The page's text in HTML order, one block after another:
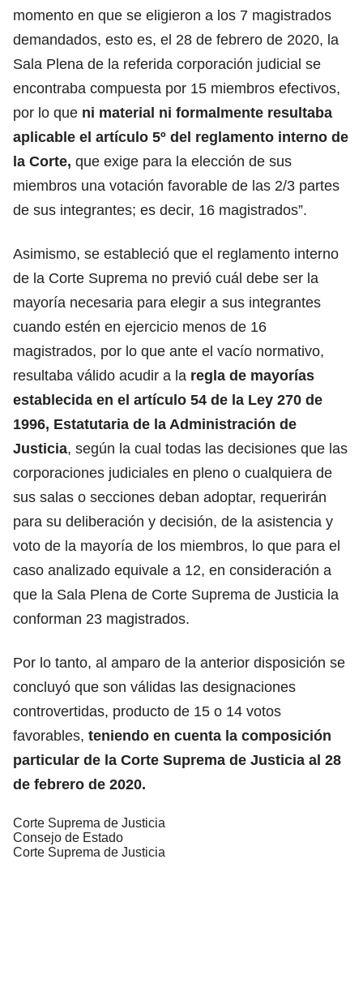
momento en que se eligieron a los 7 magistrados
demandados, esto es, el 28 de febrero de 2020, la
Sala Plena de la referida corporación judicial se
encontraba compuesta por 15 miembros efectivos,
por lo que ni material ni formalmente resultaba
aplicable el artículo 5º del reglamento interno de
la Corte, que exige para la elección de sus
miembros una votación favorable de las 2/3 partes
de sus integrantes; es decir, 16 magistrados”.
Asimismo, se estableció que el reglamento interno
de la Corte Suprema no previó cuál debe ser la
mayoría necesaria para elegir a sus integrantes
cuando estén en ejercicio menos de 16
magistrados, por lo que ante el vacío normativo,
resultaba válido acudir a la regla de mayorías
establecida en el artículo 54 de la Ley 270 de
1996, Estatutaria de la Administración de
Justicia, según la cual todas las decisiones que las
corporaciones judiciales en pleno o cualquiera de
sus salas o secciones deban adoptar, requerirán
para su deliberación y decisión, de la asistencia y
voto de la mayoría de los miembros, lo que para el
caso analizado equivale a 12, en consideración a
que la Sala Plena de Corte Suprema de Justicia la
conforman 23 magistrados.
Por lo tanto, al amparo de la anterior disposición se
concluyó que son válidas las designaciones
controvertidas, producto de 15 o 14 votos
favorables, teniendo en cuenta la composición
particular de la Corte Suprema de Justicia al 28
de febrero de 2020.
Corte Suprema de Justicia
Consejo de Estado
Corte Suprema de Justicia